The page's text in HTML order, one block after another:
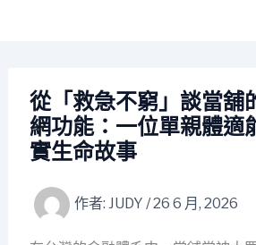
從「救急不窮」談當舖
網功能：一位單親體適
實生命故事
作者: JUDY /26 6 月, 2026